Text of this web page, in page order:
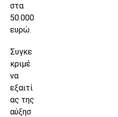
στα
50.000
ευρώ.
Συγκε
κριμέ
να
εξαιτί
ας της
αύξησ